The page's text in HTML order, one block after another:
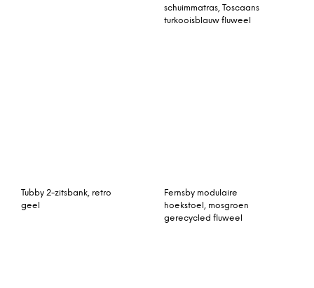
schuimmatras, Toscaans
turkooisblauw fluweel
Tubby 2-zitsbank, retro
geel
Fernsby modulaire
hoekstoel, mosgroen
gerecycled fluweel